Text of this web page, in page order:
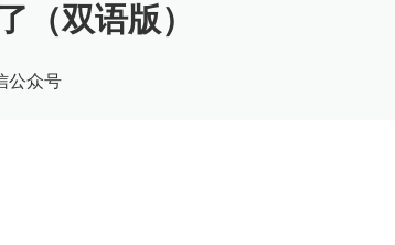
（双语版）
公众号